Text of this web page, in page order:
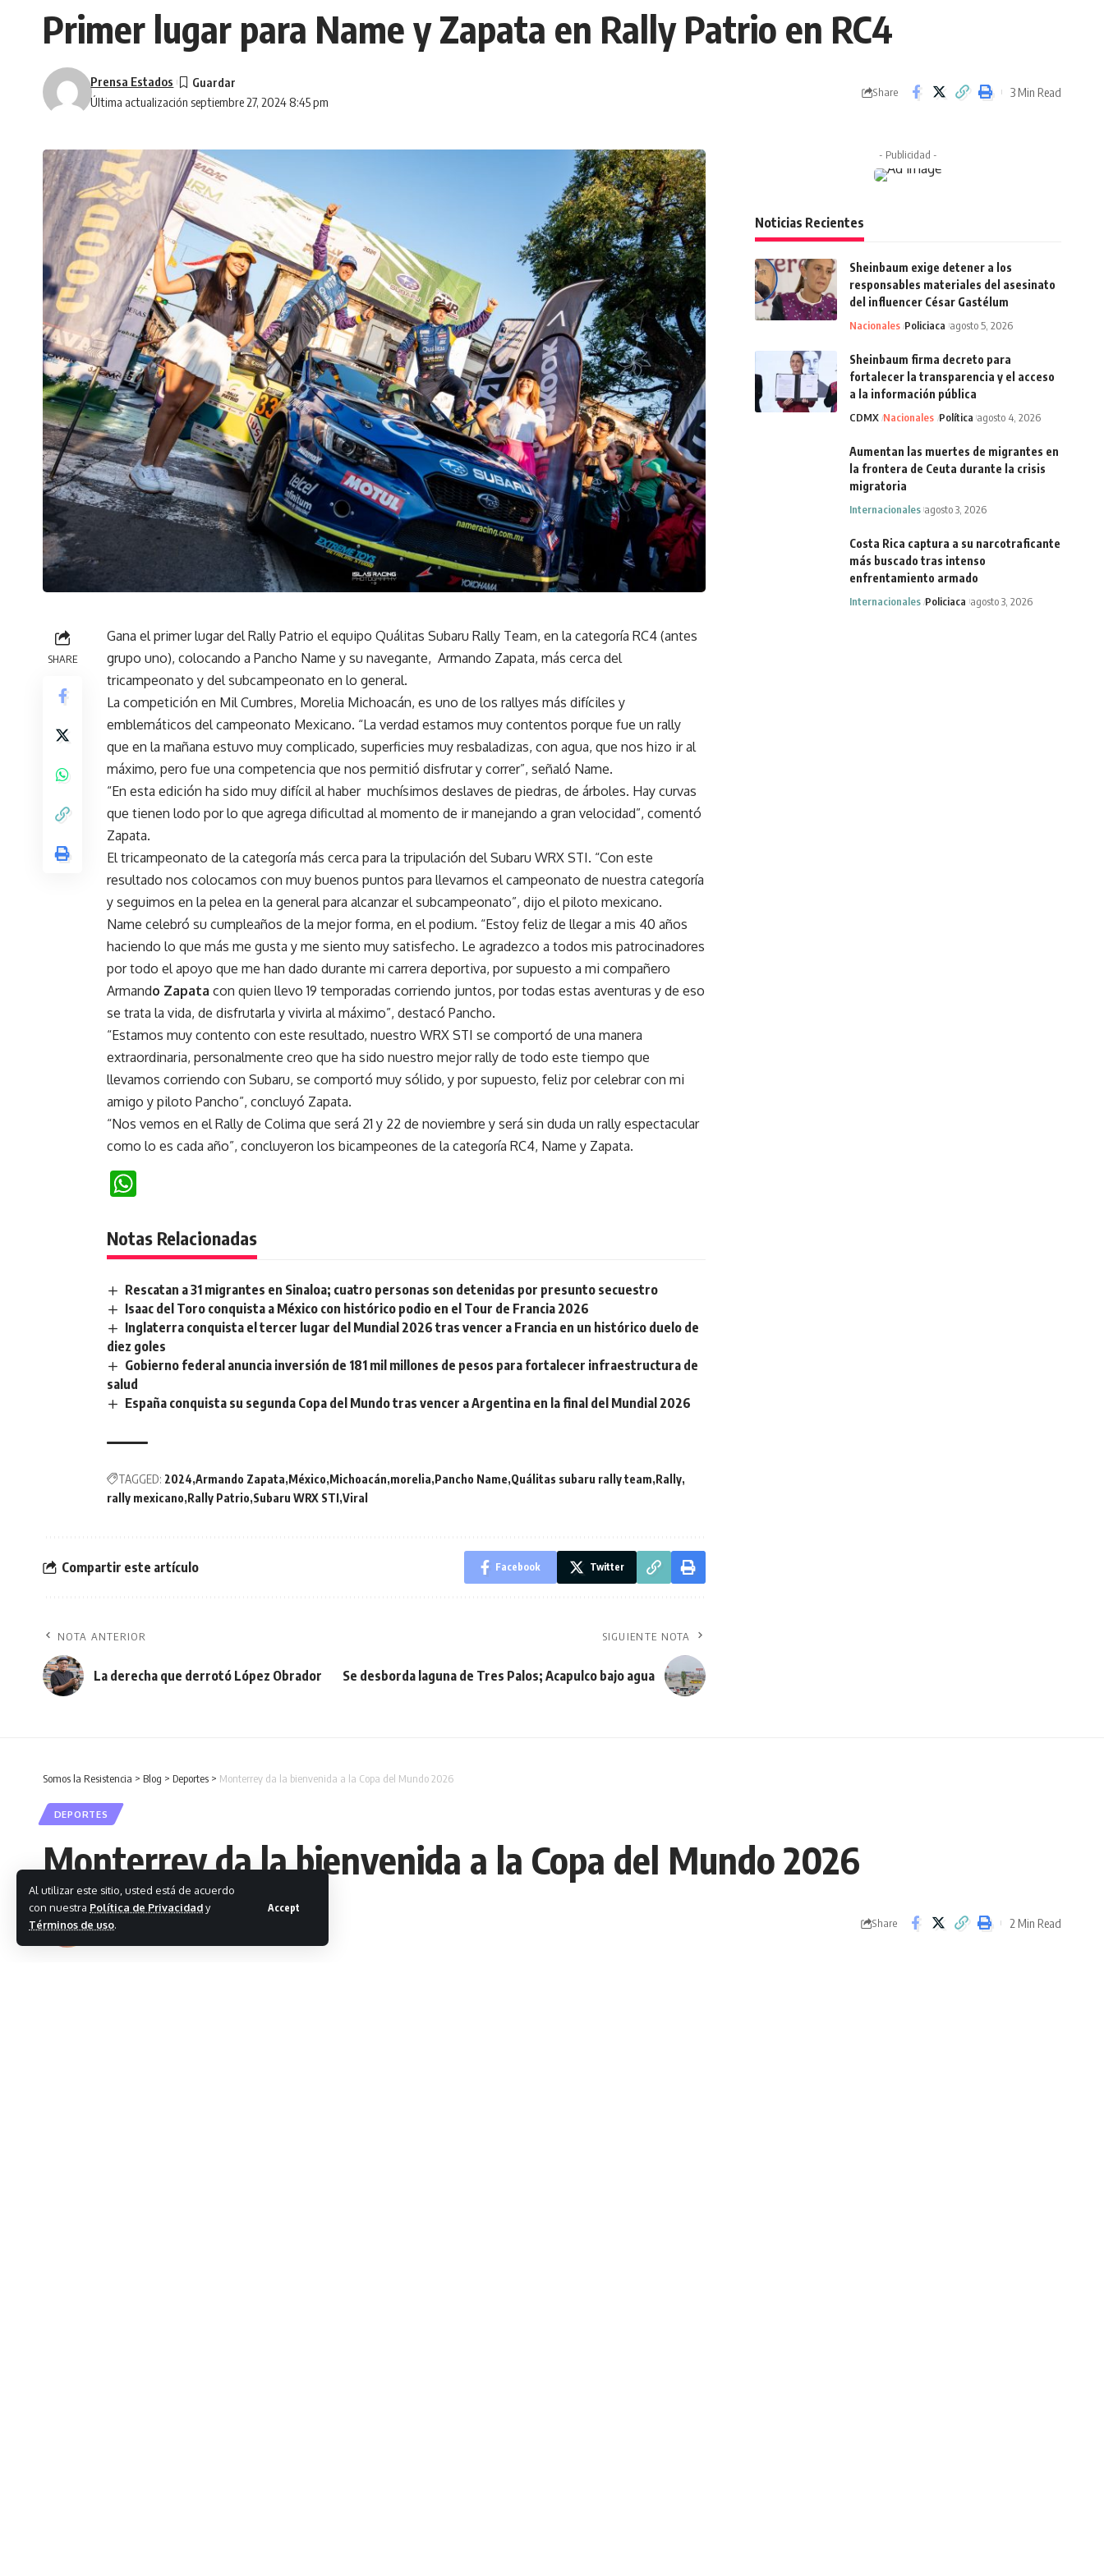
Al utilizar este sitio, usted está de acuerdo
con nuestra Política de Privacidady
Términos de uso.
Accept
Primer lugar para Name y Zapata en Rally Patrio en RC4
Última actualización septiembre 27, 2024 8:45 pm
Prensa Estados
Share 3 Min Read
SHARE
Gana el primer lugar del Rally Patrio el equipo Quálitas Subaru Rally Team, en la categoría RC4 (antes
grupo uno), colocando a Pancho Name y su navegante, Armando Zapata, más cerca del
tricampeonato y del subcampeonato en lo general.
La competición en Mil Cumbres, Morelia Michoacán, es uno de los rallyes más difíciles y
emblemáticos del campeonato Mexicano. “La verdad estamos muy contentos porque fue un rally
que en la mañana estuvo muy complicado, superficies muy resbaladizas, con agua, que nos hizo ir al
máximo, pero fue una competencia que nos permitió disfrutar y correr”, señaló Name.
“En esta edición ha sido muy difícil al haber muchísimos deslaves de piedras, de árboles. Hay curvas
que tienen lodo por lo que agrega dificultad al momento de ir manejando a gran velocidad”, comentó
Zapata.
El tricampeonato de la categoría más cerca para la tripulación del Subaru WRX STI. “Con este
resultado nos colocamos con muy buenos puntos para llevarnos el campeonato de nuestra categoría
y seguimos en la pelea en la general para alcanzar el subcampeonato”, dijo el piloto mexicano.
Name celebró su cumpleaños de la mejor forma, en el podium. “Estoy feliz de llegar a mis 40 años
haciendo lo que más me gusta y me siento muy satisfecho. Le agradezco a todos mis patrocinadores
por todo el apoyo que me han dado durante mi carrera deportiva, por supuesto a mi compañero
Armando Zapata con quien llevo 19 temporadas corriendo juntos, por todas estas aventuras y de eso
se trata la vida, de disfrutarla y vivirla al máximo”, destacó Pancho.
“Estamos muy contento con este resultado, nuestro WRX STI se comportó de una manera
extraordinaria, personalmente creo que ha sido nuestro mejor rally de todo este tiempo que
llevamos corriendo con Subaru, se comportó muy sólido, y por supuesto, feliz por celebrar con mi
amigo y piloto Pancho”, concluyó Zapata.
“Nos vemos en el Rally de Colima que será 21 y 22 de noviembre y será sin duda un rally espectacular
como lo es cada año”, concluyeron los bicampeones de la categoría RC4, Name y Zapata.
Notas Relacionadas
Rescatan a 31 migrantes en Sinaloa; cuatro personas son detenidas por presunto secuestro
Isaac del Toro conquista a México con histórico podio en el Tour de Francia 2026
Inglaterra conquista el tercer lugar del Mundial 2026 tras vencer a Francia en un histórico duelo de
diez goles
Gobierno federal anuncia inversión de 181 mil millones de pesos para fortalecer infraestructura de
salud
España conquista su segunda Copa del Mundo tras vencer a Argentina en la final del Mundial 2026
TAGGED: 2024 Armando Zapata México Michoacán morelia Pancho Name Quálitas subaru rally team Rally
rally mexicano Rally Patrio Subaru WRX STI Viral
Compartir este artículo Facebook Twitter
NOTA ANTERIOR
La derecha que derrotó López Obrador
SIGUIENTE NOTA
Se desborda laguna de Tres Palos; Acapulco bajo agua
- Publicidad -
Noticias Recientes
Sheinbaum exige detener a los
responsables materiales del asesinato
del influencer César Gastélum
Nacionales Policiaca agosto 5, 2026
Sheinbaum firma decreto para
fortalecer la transparencia y el acceso
a la información pública
CDMX Nacionales Política agosto 4, 2026
Aumentan las muertes de migrantes en
la frontera de Ceuta durante la crisis
migratoria
Internacionales agosto 3, 2026
Costa Rica captura a su narcotraficante
más buscado tras intenso
enfrentamiento armado
Internacionales Policiaca agosto 3, 2026
Somos la Resistencia > Blog > Deportes > Monterrey da la bienvenida a la Copa del Mundo 2026
DEPORTES
Monterrey da la bienvenida a la Copa del Mundo 2026
Última actualización septiembre 20, 2024 2:25 am
Letizia Franco
Share 2 Min Read